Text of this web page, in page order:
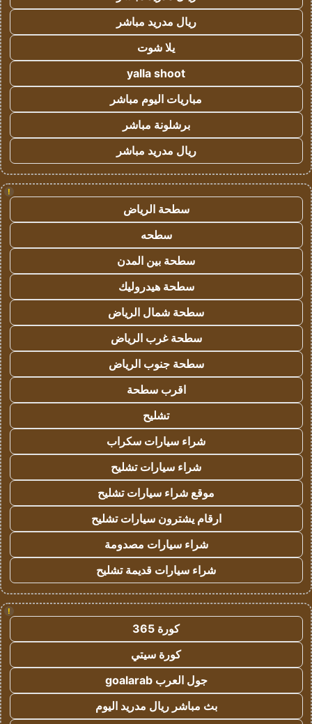
ريال مدريد مباشر
يلا شوت
yalla shoot
مباريات اليوم مباشر
برشلونة مباشر
ريال مدريد مباشر
!
سطحة الرياض
سطحه
سطحة بين المدن
سطحة هيدروليك
سطحة شمال الرياض
سطحة غرب الرياض
سطحة جنوب الرياض
اقرب سطحة
تشليح
شراء سيارات سكراب
شراء سيارات تشليح
موقع شراء سيارات تشليح
ارقام يشترون سيارات تشليح
شراء سيارات مصدومة
شراء سيارات قديمة تشليح
!
كورة 365
كورة سيتي
جول العرب goalarab
بث مباشر ريال مدريد اليوم